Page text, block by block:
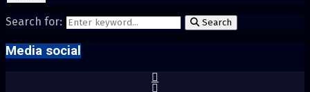
Search for: Search
Media social